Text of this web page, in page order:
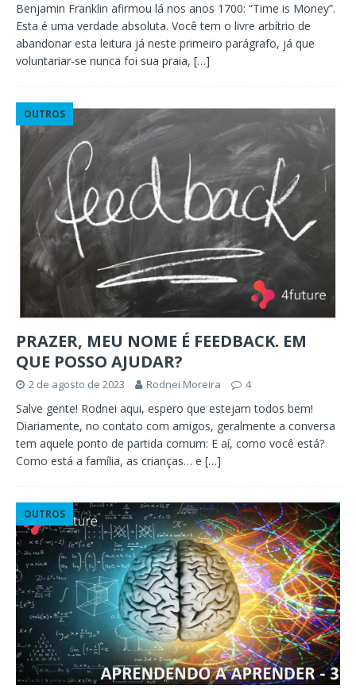
Benjamin Franklin afirmou lá nos anos 1700: “Time is Money”.
Esta é uma verdade absoluta. Você tem o livre arbítrio de
abandonar esta leitura já neste primeiro parágrafo, já que
voluntariar-se nunca foi sua praia, […]
OUTROS
PRAZER, MEU NOME É FEEDBACK. EM
QUE POSSO AJUDAR?
2 de agosto de 2023 Rodnei Moreira 4
Salve gente! Rodnei aqui, espero que estejam todos bem!
Diariamente, no contato com amigos, geralmente a conversa
tem aquele ponto de partida comum: E aí, como você está?
Como está a família, as crianças… e […]
OUTROS